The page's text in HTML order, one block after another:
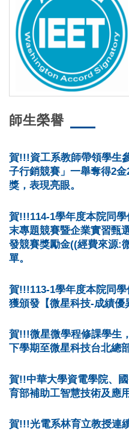
師生榮譽
賀!!!資工系教師帶領學生
子行銷競賽」一舉奪得2
獎，表現亮眼。
賀!!!114-1學年度本院同
末專題競賽暨企業實習甄
發競賽獎勵金((經費來源:
單。
賀!!!113-1學年度本院同
獲頒發【微星科技-成績優
賀!!!微星微學程修課學生
下學期至微星科技台北總
賀!!中華大學資電學院、
育部補助工智慧技術及應
賀!!!光電系林育立教授連